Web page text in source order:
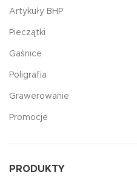
Artykuły BHP
Pieczątki
Gaśnice
Poligrafia
Grawerowanie
Promocje
PRODUKTY